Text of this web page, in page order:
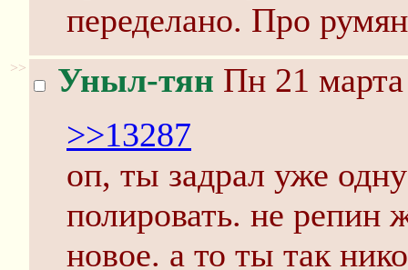
переделано. Про
>> Уныл-тян Пн 21
>>13287
оп, ты задрал уже
полировать. не репин
новое. а то ты так